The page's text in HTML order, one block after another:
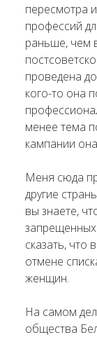
пересмотра
профессий
раньше, чем
проведена
кого-то она
менее тема
кампании
Меня сюда
другие
вы знаете,
сказать, что
отмене
женщин.
На самом
общества